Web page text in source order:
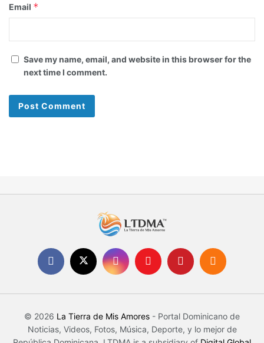
Email *
Save my name, email, and website in this browser for the
next time I comment.
© 2026 La Tierra de Mis Amores - Portal Dominicano de
Noticias, Videos, Fotos, Música, Deporte, y lo mejor de